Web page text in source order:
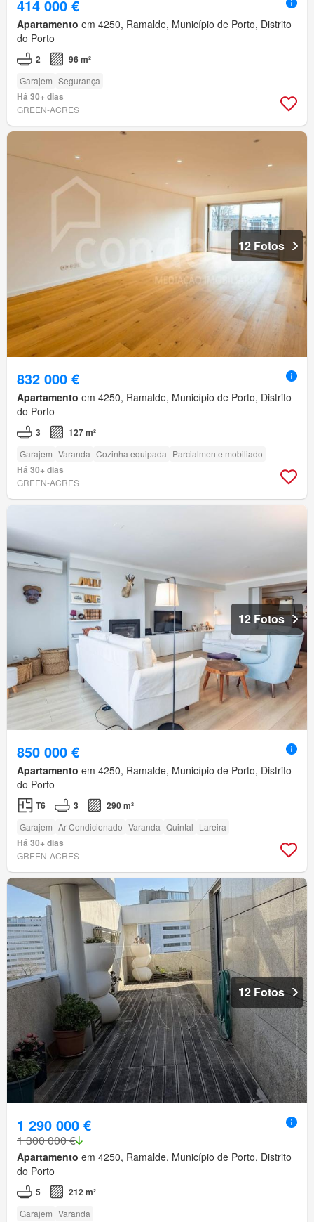
414 000 €
Apartamento em 4250, Ramalde, Município de Porto, Distrito
do Porto
2 96 m²
Garajem Segurança
Há 30+ dias
GREEN-ACRES
12 Fotos
832 000 €
Apartamento em 4250, Ramalde, Município de Porto, Distrito
do Porto
3 127 m²
Garajem Varanda Cozinha equipada Parcialmente mobiliado
Há 30+ dias
GREEN-ACRES
12 Fotos
850 000 €
Apartamento em 4250, Ramalde, Município de Porto, Distrito
do Porto
T6 3 290 m²
Garajem Ar Condicionado Varanda Quintal Lareira
Há 30+ dias
GREEN-ACRES
12 Fotos
1 290 000 €
1 300 000 €
Apartamento em 4250, Ramalde, Município de Porto, Distrito
do Porto
5 212 m²
Garajem Varanda